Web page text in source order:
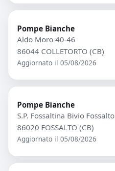
Pompe Bianche
Aldo Moro 40-46
86044 COLLETORTO (CB)
Aggiornato il 05/08/2026
Pompe Bianche
S.P. Fossaltina Bivio Fossalto
86020 FOSSALTO (CB)
Aggiornato il 05/08/2026